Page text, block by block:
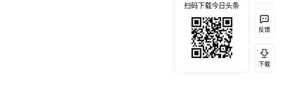
反馈
下载
扫码下载今日头条